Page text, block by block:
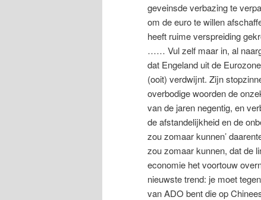
geveinsde verbazing te
om de euro te willen
heeft ruime verspreiding
…… Vul zelf maar in, al
dat Engeland uit de
(ooit) verdwijnt. Zijn
overbodige woorden de
van de jaren negentig, en
de afstandelijkheid en de
zou zomaar kunnen’
zou zomaar kunnen, dat de
economie het voortouw
nieuwste trend: je moet
van ADO bent die op